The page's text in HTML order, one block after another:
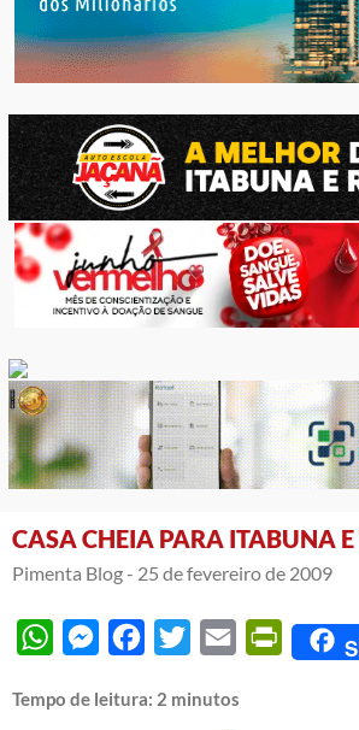
CASA CHEIA PARA ITABUNA
Pimenta Blog - 25 de fevereiro de 2009
WhatsAppMessengerFacebook
Twitter Email
Tempo de leitura: 2 minutos